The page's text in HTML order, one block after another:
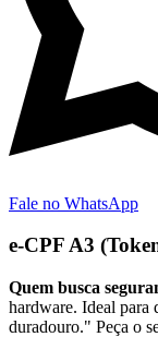
Fale no WhatsApp
e-CPF A3
Quem busca
hardware. Ideal para
duradouro." Peça o